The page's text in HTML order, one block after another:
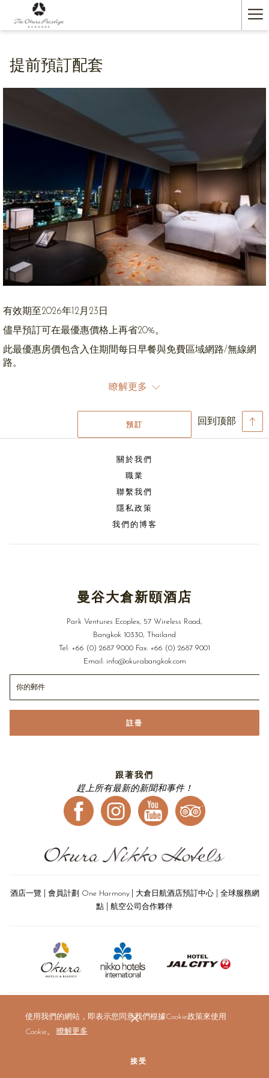
使用我們的網站，即表示您同意我們根據Cookie政策來使用
Cookie。
瞭解更多
接受
提前預訂配套
有效期至2026年12月23日
儘早預訂可在最優惠價格上再省20%。
此最優惠房價包含入住期間每日早餐與免費區域網路/無線網
路。
預訂行政房型（Club Room）可享受無限次進出與使用大倉行
贈送洗衣與熨燙服務，每日限定２件衣服（不可累計；
不包含快洗及乾洗服務）
快洗及乾洗服務7折優惠
無限制撥打泰國當地電話（行動電話號碼除外）
全天候提供茶飲和點心，包括日式茶區和豐富的新鮮水
行政酒廊下午茶供應時間為14:00 - 16:00
每晚17:00 - 19:00提供雞尾酒和點心
定）
預訂晚餐和安排機場接駁服務等體貼貴賓的服務，以及
快速辦理入住和退房手續
必須全額付款，且確認後恕不可退款。
查看額外的條款與條件
瞭解更多
預訂 回到顶部
關於我們
職業
聯繫我們
隱私政策
我們的博客
曼谷大倉新頤酒店
Park Ventures Ecoplex, 57 Wireless Road,
Bangkok 10330, Thailand
Tel: +66 (0) 2687 9000 Fax: +66 (0) 2687 9001
Email: info@okurabangkok.com
註冊
跟著我們
趕上所有最新的新聞和事件！
酒店一覽 會員計劃 One Harmony 大倉日航酒店預訂中心
全球服務網
點
航空公司合作夥伴